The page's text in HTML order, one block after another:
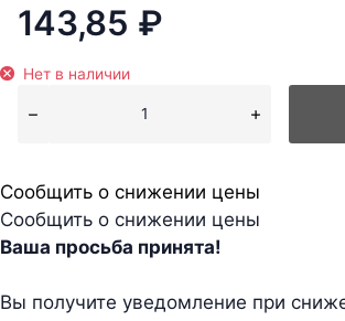
143,85 ₽
Нет в наличии
Сообщить о снижении цены
Сообщить о снижении цены
Ваша просьба принята!
Вы получите уведомление при